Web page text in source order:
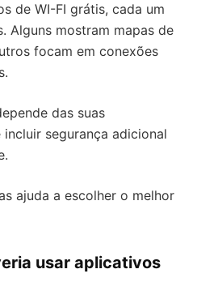
de WI-FI grátis, cada um
Alguns mostram mapas de
focam em conexões
das suas
segurança adicional
ajuda a escolher o melhor
usar aplicativos